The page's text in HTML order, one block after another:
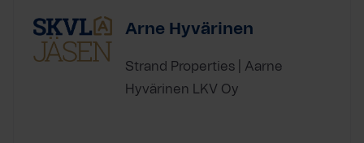
Arne Hyvärinen
Strand Properties | Aarne
Hyvärinen LKV Oy